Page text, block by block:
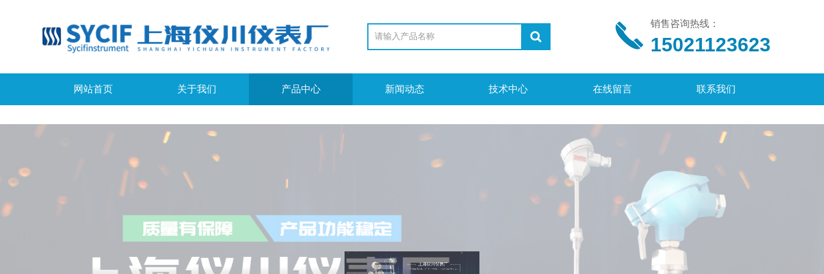
销售咨询热线：
15021123623
网站首页 关于我们 产品中心 新闻动态 技术中心 在线留言 联系我们